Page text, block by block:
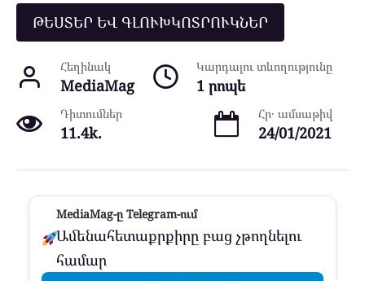
ԹԵՍՏԵՐ ԵՎ ԳԼՈՒԽԿՈՏՐՈՒԿՆԵՐ
Հեղինակ
MediaMag
Կարդալու տևողությունը
1 րոպե
Դիտումներ
11.4k.
Հր․ ամսաթիվ
24/01/2021
MediaMag-ը Telegram-ում
Ամենահետաքրքիրը բաց չթողնելու
համար